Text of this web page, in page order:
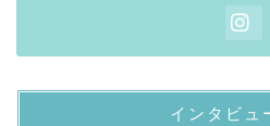
インタビュ